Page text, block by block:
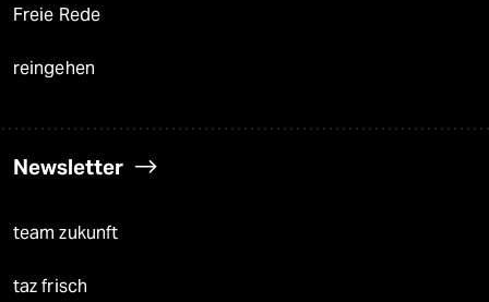
Freie Rede
reingehen
Newsletter
team zukunft
taz frisch